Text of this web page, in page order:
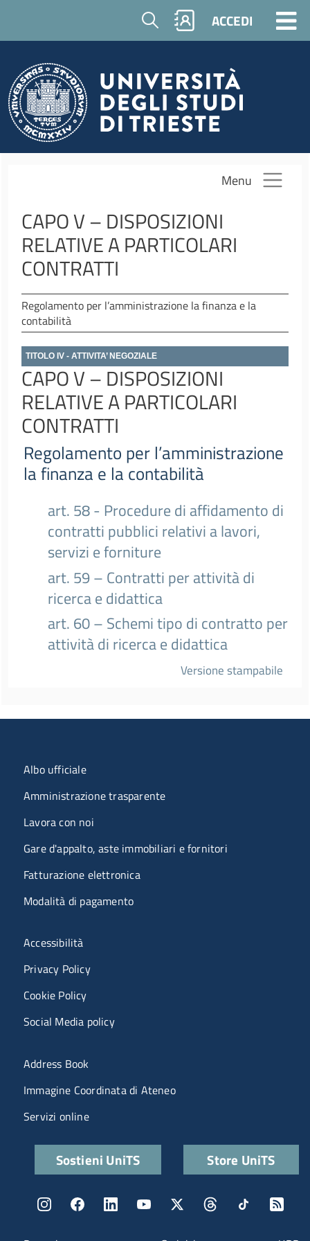
Salta al contenuto principale
Cerca ACCEDI
Menu
CAPO V – DISPOSIZIONI
RELATIVE A PARTICOLARI
CONTRATTI
Regolamento per l’amministrazione la finanza e la
contabilità
TITOLO IV - ATTIVITA’ NEGOZIALE
CAPO V – DISPOSIZIONI
RELATIVE A PARTICOLARI
CONTRATTI
Regolamento per l’amministrazione
la finanza e la contabilità
art. 58 - Procedure di affidamento di
contratti pubblici relativi a lavori,
servizi e forniture
art. 59 – Contratti per attività di
ricerca e didattica
art. 60 – Schemi tipo di contratto per
attività di ricerca e didattica
Versione stampabile
Menu organizzazione
Albo ufficiale
Amministrazione trasparente
Lavora con noi
Gare d'appalto, aste immobiliari e fornitori
Fatturazione elettronica
Modalità di pagamento
Menù riferimenti
Accessibilità
Privacy Policy
Cookie Policy
Social Media policy
Menu portale
Address Book
Immagine Coordinata di Ateneo
Servizi online
Quick linksSostieni UniTS Store UniTS
Menu social